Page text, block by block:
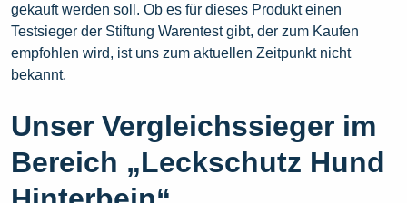
gekauft werden soll. Ob es für dieses Produkt einen
Testsieger der Stiftung Warentest gibt, der zum Kaufen
empfohlen wird, ist uns zum aktuellen Zeitpunkt nicht
bekannt.
Unser Vergleichssieger im
Bereich „Leckschutz Hund